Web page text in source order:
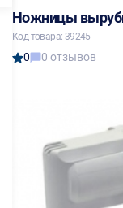
Ножницы
Код товара: 39245
0 0 отзывов